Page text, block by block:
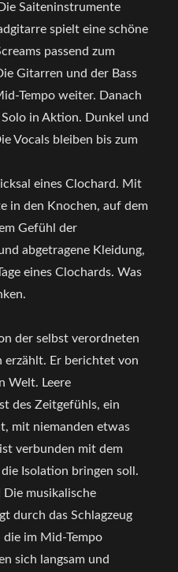
Saiteninstrumente
spielt eine schöne
passend zum
Gitarren und der Bass
Tempo weiter. Danach
in Aktion. Dunkel und
Vocals bleiben bis zum
eines Clochard. Mit
in den Knochen, auf dem
Gefühl der
abgetragene Kleidung,
eines Clochards. Was
der selbst verordneten
erzählt. Er berichtet von
Welt. Leere
des Zeitgefühls, ein
mit niemanden etwas
verbunden mit dem
Isolation bringen soll.
Die musikalische
durch das Schlagzeug
im Mid-Tempo
sich langsam und